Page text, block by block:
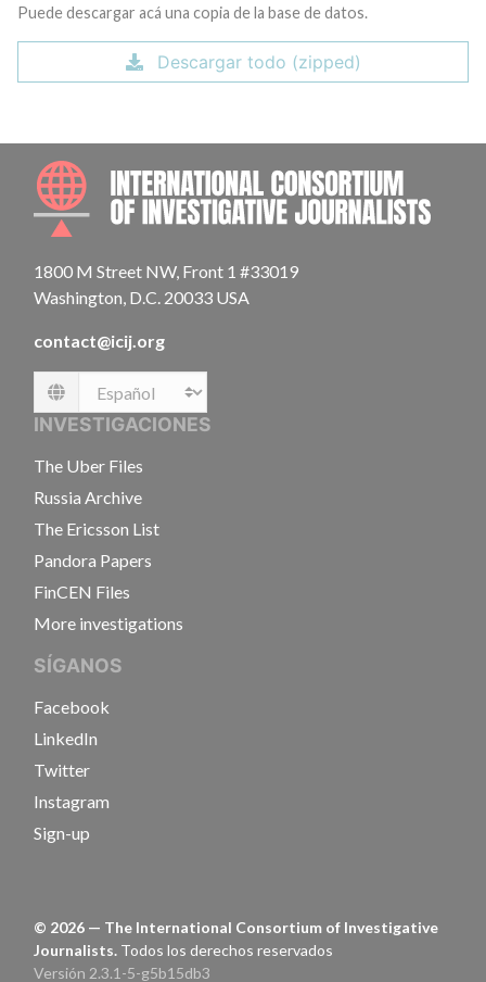
Puede descargar acá una copia de la base de datos.
Descargar todo (zipped)
1800 M Street NW, Front 1 #33019
Washington, D.C. 20033 USA
contact@icij.org
Language
INVESTIGACIONES
The Uber Files
Russia Archive
The Ericsson List
Pandora Papers
FinCEN Files
More investigations
SÍGANOS
Facebook
LinkedIn
Twitter
Instagram
Sign-up
© 2026 — The International Consortium of Investigative
Journalists. Todos los derechos reservados
Versión 2.3.1-5-g5b15db3